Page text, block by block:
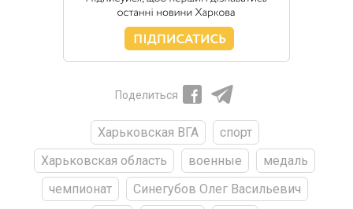
Поделиться
Харьковская ВГА
спорт
Харьковская область
военные
медаль
чемпионат
Синегубов Олег Васильевич